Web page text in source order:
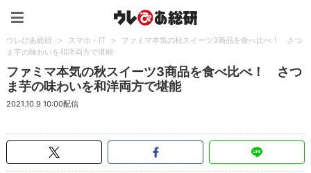
ウレぴあ総研 > スマホ・IT >
ファミマ本気の秋スイーツ3商品を食べ比べ！ さつ
ま芋の味わいを和洋両方で堪能
ファミマ本気の秋スイーツ3商品を食べ比べ！ さつ
ま芋の味わいを和洋両方で堪能
2021.10.9 10:00配信